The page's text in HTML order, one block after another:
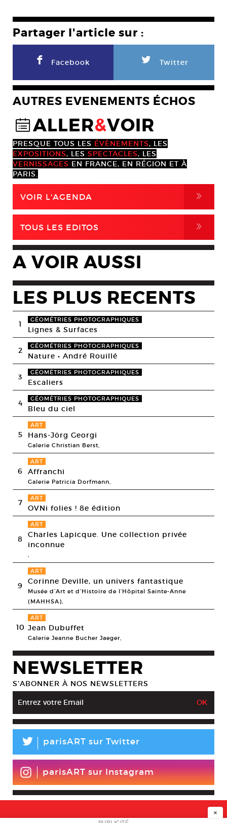
Partager l'article sur :
F Facebook L Twitter
AUTRES EVENEMENTS ÉCHOS
@ALLER&VOIR
PRESQUE TOUS LES ÉVÈNEMENTS, LES
EXPOSITIONS, LES SPECTACLES, LES
VERNISSAGES EN FRANCE, EN RÉGION ET À
PARIS.
VOIR L'AGENDA ,
TOUS LES EDITOS ,
A VOIR AUSSI
LES PLUS RECENTS
1 GÉOMÉTRIES PHOTOGRAPHIQUES
Lignes & Surfaces
2 GÉOMÉTRIES PHOTOGRAPHIQUES
Nature • André Rouillé
3 GÉOMÉTRIES PHOTOGRAPHIQUES
Escaliers
4 GÉOMÉTRIES PHOTOGRAPHIQUES
Bleu du ciel
5
ART
Hans-Jörg Georgi
Galerie Christian Berst,
6
ART
Affranchi
Galerie Patricia Dorfmann,
7 ART
OVNi folies ! 8e édition
8
ART
Charles Lapicque. Une collection privée
inconnue
,
9
ART
Corinne Deville, un univers fantastique
Musée d’Art et d’Histoire de l’Hôpital Sainte-Anne
(MAHHSA),
10
ART
Jean Dubuffet
Galerie Jeanne Bucher Jaeger,
NEWSLETTER
S’ABONNER À NOS NEWSLETTERS
L parisART sur Twitter
parisART sur Instagram
×